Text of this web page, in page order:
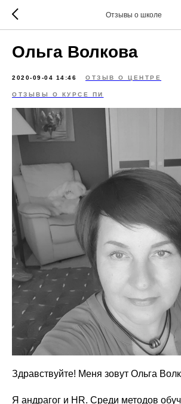
Отзывы о школе
Ольга Волкова
2020-09-04 14:46 ОТЗЫВ О ЦЕНТРЕ
ОТЗЫВЫ О КУРСЕ ПИ
Здравствуйте! Меня зовут Ольга
Я андрагог и HR. Среди методов